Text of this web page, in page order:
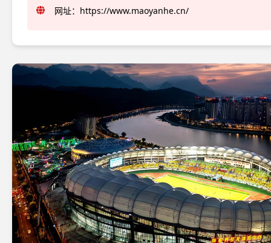
网址： https://www.maoyanhe.cn/